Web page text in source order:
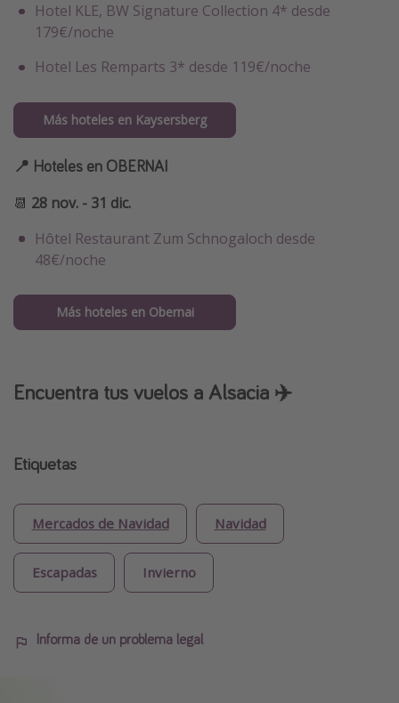
Hotel KLE, BW Signature Collection 4* desde
179€/noche
Hotel Les Remparts 3* desde 119€/noche
Más hoteles en Kaysersberg
📍 Hoteles en OBERNAI
📆 28 nov. - 31 dic.
Hôtel Restaurant Zum Schnogaloch desde
48€/noche
Más hoteles en Obernai
Encuentra tus vuelos a Alsacia ✈️
Etiquetas
Mercados de Navidad Navidad
Escapadas Invierno
Informa de un problema legal